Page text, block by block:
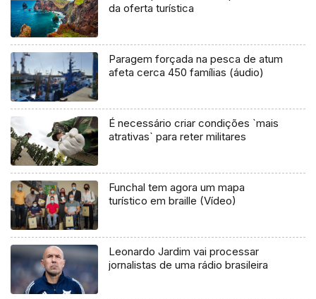
da oferta turística
Paragem forçada na pesca de atum
afeta cerca 450 famílias (áudio)
É necessário criar condições `mais
atrativas` para reter militares
Funchal tem agora um mapa
turístico em braille (Vídeo)
Leonardo Jardim vai processar
jornalistas de uma rádio brasileira